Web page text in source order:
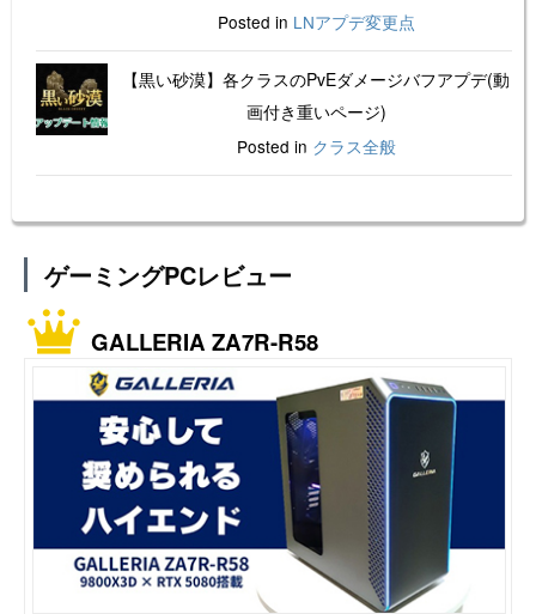
Posted in LNアプデ変更点
【黒い砂漠】各クラスのPvEダメージバフアプデ(動
画付き重いページ)
Posted in クラス全般
ゲーミングPCレビュー
GALLERIA ZA7R-R58